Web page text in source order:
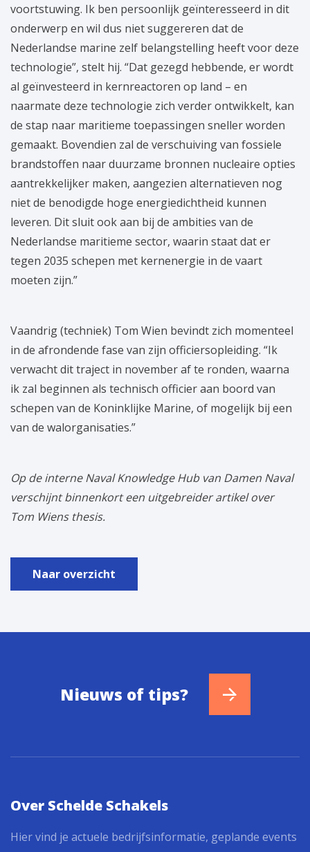
voortstuwing. Ik ben persoonlijk geïnteresseerd in dit
onderwerp en wil dus niet suggereren dat de
Nederlandse marine zelf belangstelling heeft voor deze
technologie”, stelt hij. “Dat gezegd hebbende, er wordt
al geïnvesteerd in kernreactoren op land – en
naarmate deze technologie zich verder ontwikkelt, kan
de stap naar maritieme toepassingen sneller worden
gemaakt. Bovendien zal de verschuiving van fossiele
brandstoffen naar duurzame bronnen nucleaire opties
aantrekkelijker maken, aangezien alternatieven nog
niet de benodigde hoge energiedichtheid kunnen
leveren. Dit sluit ook aan bij de ambities van de
Nederlandse maritieme sector, waarin staat dat er
tegen 2035 schepen met kernenergie in de vaart
moeten zijn.”
Vaandrig (techniek) Tom Wien bevindt zich momenteel
in de afrondende fase van zijn officiersopleiding. “Ik
verwacht dit traject in november af te ronden, waarna
ik zal beginnen als technisch officier aan boord van
schepen van de Koninklijke Marine, of mogelijk bij een
van de walorganisaties.”
Op de interne Naval Knowledge Hub van Damen Naval
verschijnt binnenkort een uitgebreider artikel over
Tom Wiens thesis.
Naar overzicht
Nieuws of tips?
Over Schelde Schakels
Hier vind je actuele bedrijfsinformatie, geplande events